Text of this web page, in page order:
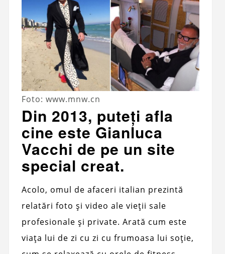
Foto: www.mnw.cn
Din 2013, puteți afla
cine este Gianluca
Vacchi de pe un site
special creat.
Acolo, omul de afaceri italian prezintă
relatări foto și video ale vieții sale
profesionale și private. Arată cum este
viața lui de zi cu zi cu frumoasa lui soție,